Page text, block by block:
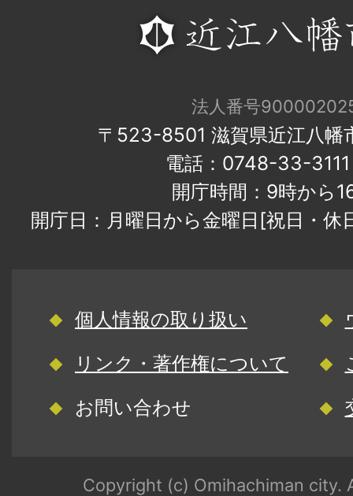
法人番号
〒523-8501 滋賀県近江八幡
電話：0748-33-
開庁時間：9時から
開庁日：月曜日から金曜日[祝日・
個人情報の取り扱い
リンク・著作権について
お問い合わせ
Copyright (c) Omihachiman city.